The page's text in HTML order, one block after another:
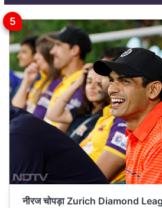
नीरज चोपड़ा Zurich Diamond